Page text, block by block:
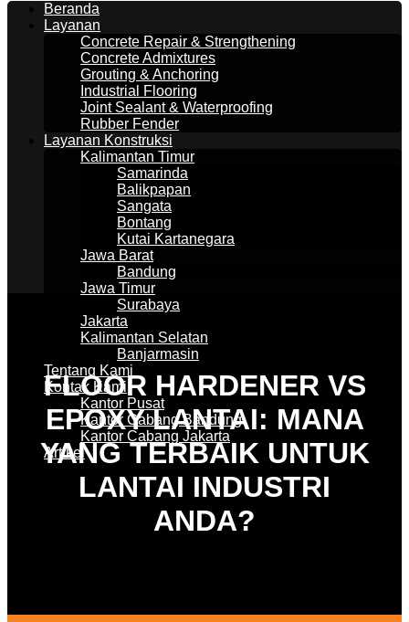
Beranda
Layanan
Concrete Repair & Strengthening
Concrete Admixtures
Grouting & Anchoring
Industrial Flooring
Joint Sealant & Waterproofing
Rubber Fender
Layanan Konstruksi
Kalimantan Timur
Samarinda
Balikpapan
Sangata
Bontang
Kutai Kartanegara
Jawa Barat
Bandung
Jawa Timur
Surabaya
Jakarta
Kalimantan Selatan
Banjarmasin
Tentang Kami
Kontak Kami
Kantor Pusat
Kantor Cabang Bandung
Kantor Cabang Jakarta
Artikel
FLOOR HARDENER VS
EPOXY LANTAI: MANA
YANG TERBAIK UNTUK
LANTAI INDUSTRI
ANDA?